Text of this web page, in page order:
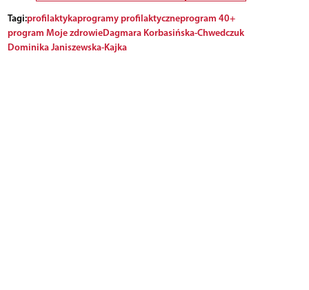
Tagi:profilaktykaprogramy profilaktyczneprogram 40+
program Moje zdrowieDagmara Korbasińska-Chwedczuk
Dominika Janiszewska-Kajka